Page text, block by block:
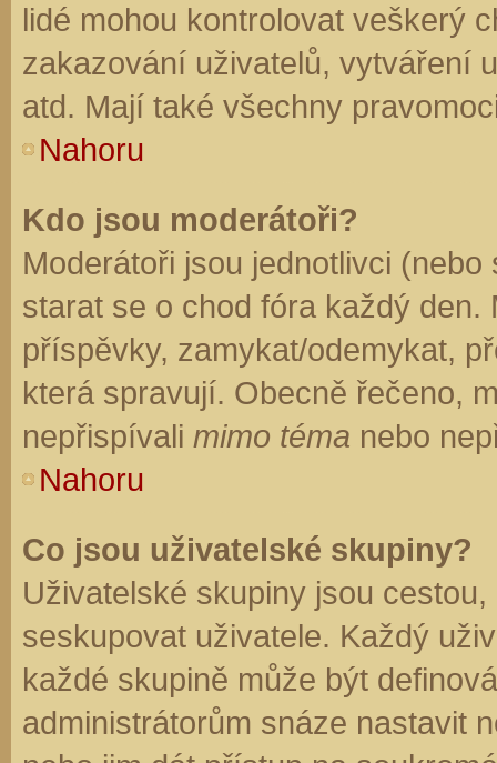
lidé mohou kontrolovat veškerý
zakazování uživatelů, vytváření
atd. Mají také všechny
Nahoru
Kdo jsou moderátoři?
Moderátoři jsou jednotlivci
starat se o chod fóra každý
příspěvky, zamykat/odemykat,
která spravují. Obecně řečeno,
nepřispívali mimo téma nebo
Nahoru
Co jsou uživatelské skupiny?
Uživatelské skupiny jsou
seskupovat uživatele. Každý
každé skupině může být
administrátorům snáze nastavit